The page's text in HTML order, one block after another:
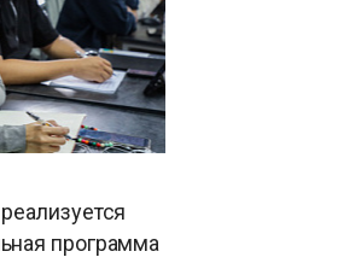
программа